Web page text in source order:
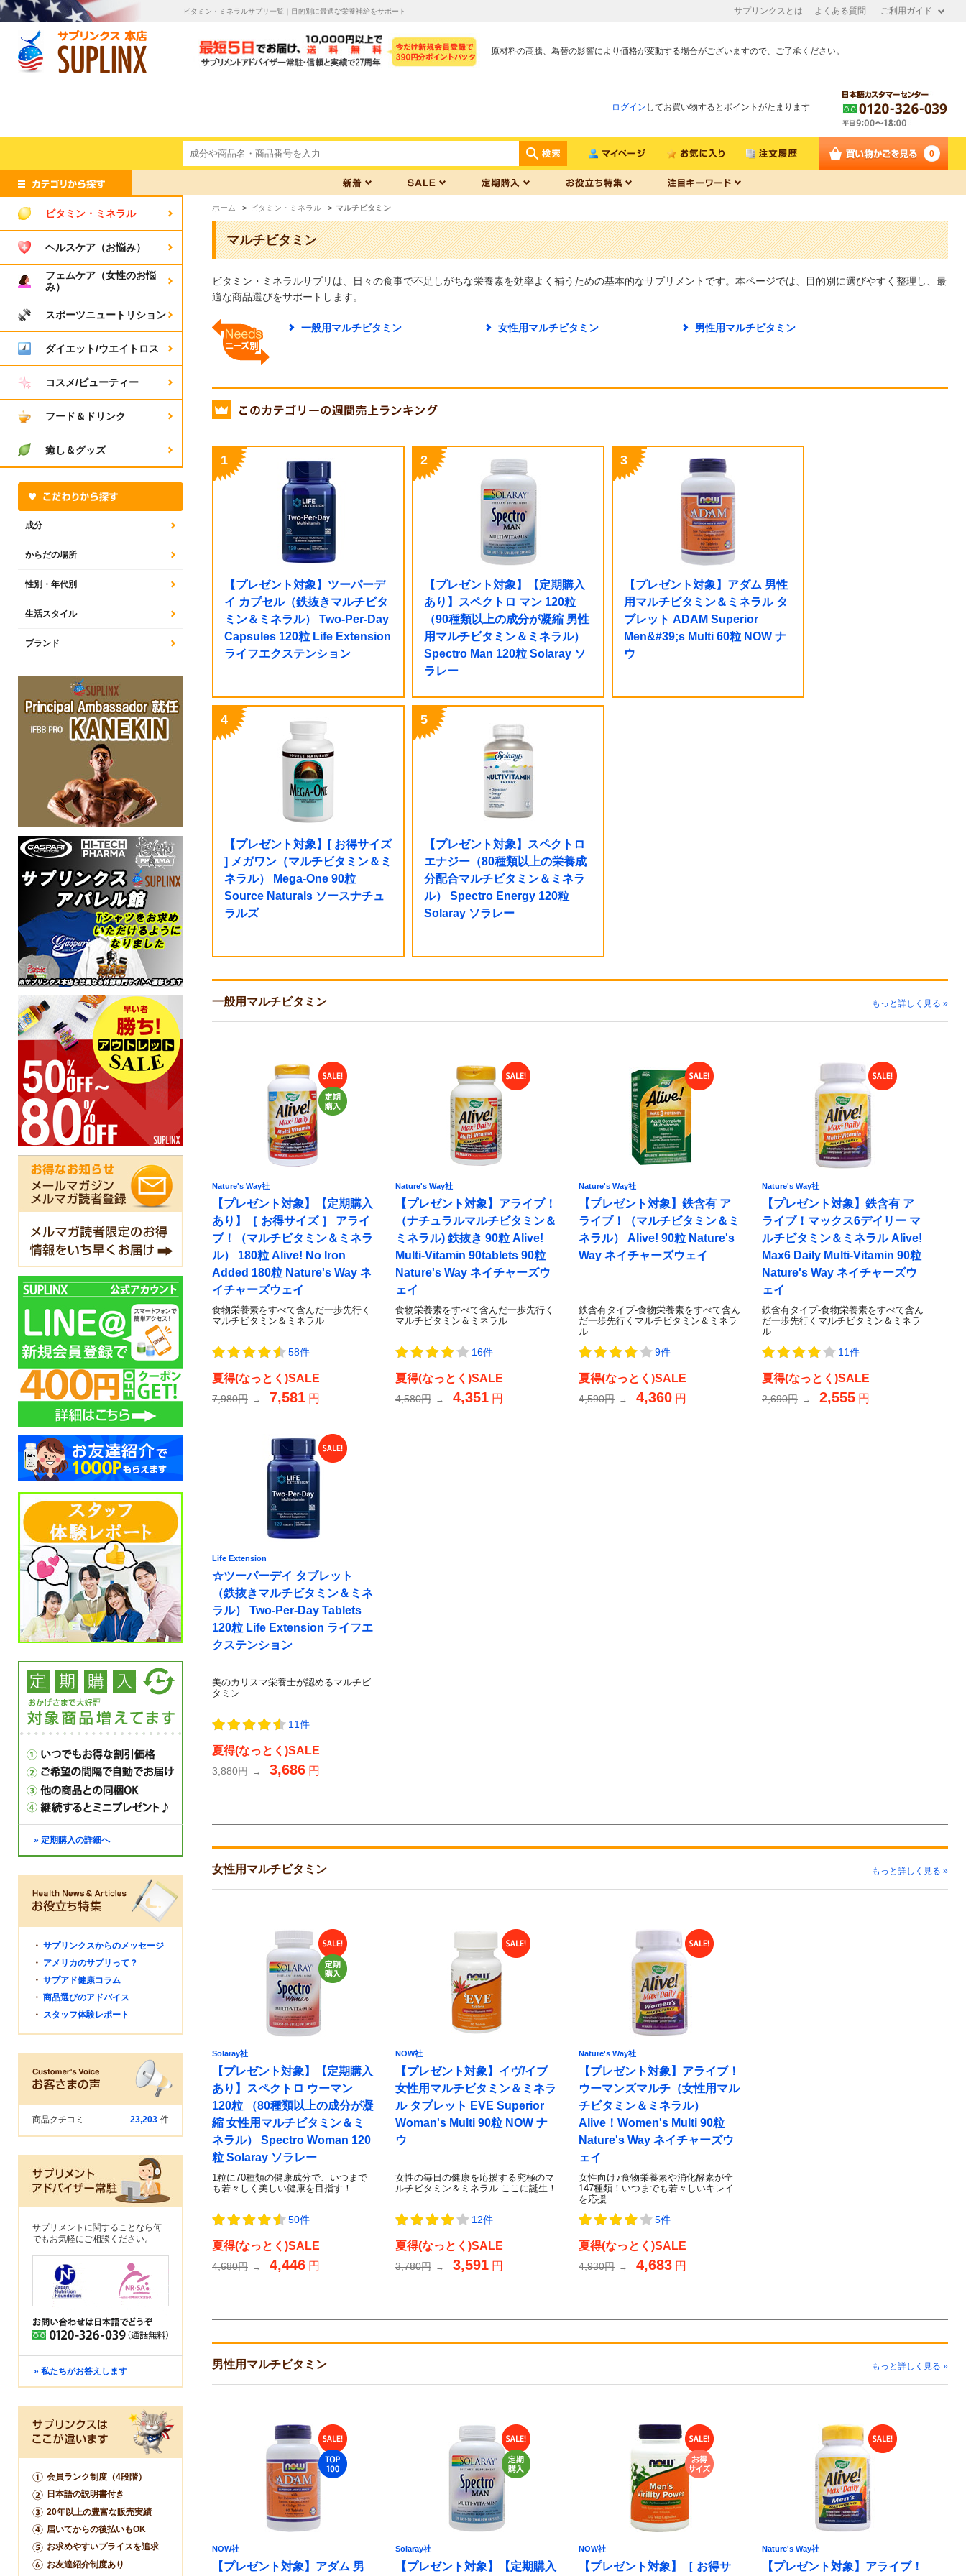
ビタミン・ミネラルサプリ一覧｜目的別に最適な栄養補給をサポート サプリンクスとは よくある質問 ご利用ガイド
原材料の高騰、為替の影響により価格が変動する場合がございますので、ご了承ください。
ログイン してお買い物するとポイントがたまります
0
ホーム > ビタミン・ミネラル > マルチビタミン
マルチビタミン
ビタミン・ミネラルサプリは、日々の食事で不足しがちな栄養素を効率よく補うための基本的なサプリメントです。本ページでは、目的別に選びやすく整理し、最
適な商品選びをサポートします。
一般用マルチビタミン 女性用マルチビタミン 男性用マルチビタミン
【プレゼント対象】ツーパーデ
イ カプセル（鉄抜きマルチビタ
ミン＆ミネラル） Two-Per-Day
Capsules 120粒 Life Extension
ライフエクステンション
【プレゼント対象】【定期購入
あり】スペクトロ マン 120粒
（90種類以上の成分が凝縮 男性
用マルチビタミン＆ミネラル）
Spectro Man 120粒 Solaray ソ
ラレー
【プレゼント対象】アダム 男性
用マルチビタミン＆ミネラル タ
ブレット ADAM Superior
Men&#39;s Multi 60粒 NOW ナ
ウ
【プレゼント対象】[ お得サイズ
] メガワン（マルチビタミン＆ミ
ネラル） Mega-One 90粒
Source Naturals ソースナチュ
ラルズ
【プレゼント対象】スペクトロ
エナジー（80種類以上の栄養成
分配合マルチビタミン＆ミネラ
ル） Spectro Energy 120粒
Solaray ソラレー
一般用マルチビタミン もっと詳しく見る »
Nature's Way社
【プレゼント対象】【定期購入
あり】［ お得サイズ ］ アライ
ブ！（マルチビタミン＆ミネラ
ル） 180粒 Alive! No Iron
Added 180粒 Nature's Way ネ
イチャーズウェイ
食物栄養素をすべて含んだ一歩先行く
マルチビタミン＆ミネラル
58件
夏得(なっとく)SALE
7,980円 → 7,581 円
Nature's Way社
【プレゼント対象】アライブ！
（ナチュラルマルチビタミン＆
ミネラル) 鉄抜き 90粒 Alive!
Multi-Vitamin 90tablets 90粒
Nature's Way ネイチャーズウ
ェイ
食物栄養素をすべて含んだ一歩先行く
マルチビタミン＆ミネラル
16件
夏得(なっとく)SALE
4,580円 → 4,351 円
Nature's Way社
【プレゼント対象】鉄含有 ア
ライブ！（マルチビタミン＆ミ
ネラル） Alive! 90粒 Nature's
Way ネイチャーズウェイ
鉄含有タイプ-食物栄養素をすべて含ん
だ一歩先行くマルチビタミン＆ミネラ
ル
9件
夏得(なっとく)SALE
4,590円 → 4,360 円
Nature's Way社
【プレゼント対象】鉄含有 ア
ライブ！マックス6デイリー マ
ルチビタミン＆ミネラル Alive!
Max6 Daily Multi-Vitamin 90粒
Nature's Way ネイチャーズウ
ェイ
鉄含有タイプ-食物栄養素をすべて含ん
だ一歩先行くマルチビタミン＆ミネラ
ル
11件
夏得(なっとく)SALE
2,690円 → 2,555 円
Life Extension
☆ツーパーデイ タブレット
（鉄抜きマルチビタミン＆ミネ
ラル） Two-Per-Day Tablets
120粒 Life Extension ライフエ
クステンション
美のカリスマ栄養士が認めるマルチビ
タミン
11件
夏得(なっとく)SALE
3,880円 → 3,686 円
女性用マルチビタミン もっと詳しく見る »
Solaray社
【プレゼント対象】【定期購入
あり】スペクトロ ウーマン
120粒 （80種類以上の成分が凝
縮 女性用マルチビタミン＆ミ
ネラル） Spectro Woman 120
粒 Solaray ソラレー
1粒に70種類の健康成分で、いつまで
も若々しく美しい健康を目指す！
50件
夏得(なっとく)SALE
4,680円 → 4,446 円
NOW社
【プレゼント対象】イヴ/イブ
女性用マルチビタミン＆ミネラ
ル タブレット EVE Superior
Woman's Multi 90粒 NOW ナ
ウ
女性の毎日の健康を応援する究極のマ
ルチビタミン＆ミネラル ここに誕生！
12件
夏得(なっとく)SALE
3,780円 → 3,591 円
Nature's Way社
【プレゼント対象】アライブ！
ウーマンズマルチ（女性用マル
チビタミン＆ミネラル）
Alive！Women's Multi 90粒
Nature's Way ネイチャーズウ
ェイ
女性向け♪食物栄養素や消化酵素が全
147種類！いつまでも若々しいキレイ
を応援
5件
夏得(なっとく)SALE
4,930円 → 4,683 円
男性用マルチビタミン もっと詳しく見る »
NOW社
【プレゼント対象】アダム 男
Solaray社
【プレゼント対象】【定期購入
NOW社
【プレゼント対象】［ お得サ
Nature's Way社
【プレゼント対象】アライブ！
ビタミン・ミネラル
ヘルスケア（お悩み）
フェムケア（女性のお悩
み）
スポーツニュートリション
ダイエット/ウエイトロス
コスメ/ビューティー
フード＆ドリンク
癒し＆グッズ
成分
からだの場所
性別・年代別
生活スタイル
ブランド
» 定期購入の詳細へ
・ サプリンクスからのメッセージ
・ アメリカのサプリって？
・ サプアド健康コラム
・ 商品選びのアドバイス
・ スタッフ体験レポート
商品クチコミ 23,203 件
サプリメントに関することなら何
でもお気軽にご相談ください。
» 私たちがお答えします
会員ランク制度（4段階）
日本語の説明書付き
20年以上の豊富な販売実績
届いてからの後払いもOK
お求めやすいプライスを追求
お友達紹介制度あり